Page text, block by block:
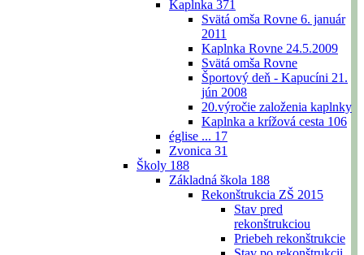
Kaplnka 371
Svätá omša Rovne 6. január
2011
Kaplnka Rovne 24.5.2009
Svätá omša Rovne
Športový deň - Kapucíni 21.
jún 2008
20.výročie založenia kaplnky
Kaplnka a krížová cesta 106
église ... 17
Zvonica 31
Školy 188
Základná škola 188
Rekonštrukcia ZŠ 2015
Stav pred
rekonštrukciou
Priebeh rekonštrukcie